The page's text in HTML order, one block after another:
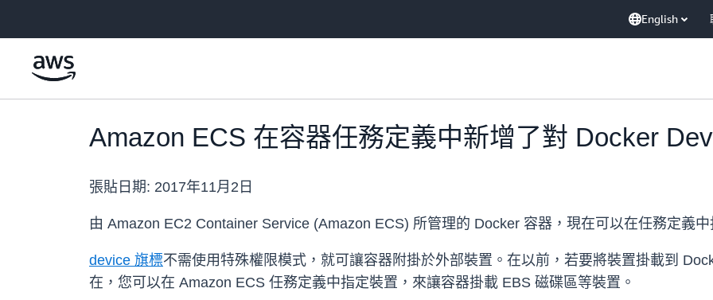
English
Amazon ECS 在容器任務定義中新增了對 Docker
張貼日期: 2017年11月2日
由 Amazon EC2 Container Service (Amazon ECS) 所管理的 Docker 容器，現在可以在任務定義
device 旗標不需使用特殊權限模式，就可讓容器附掛於外部裝置。在以前，若要將裝置掛載到
在，您可以在 Amazon ECS 任務定義中指定裝置，來讓容器掛載 EBS 磁碟區等裝置。